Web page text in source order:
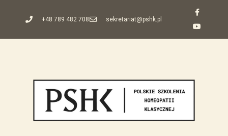
+48 789 482 708 sekretariat@pshk.pl